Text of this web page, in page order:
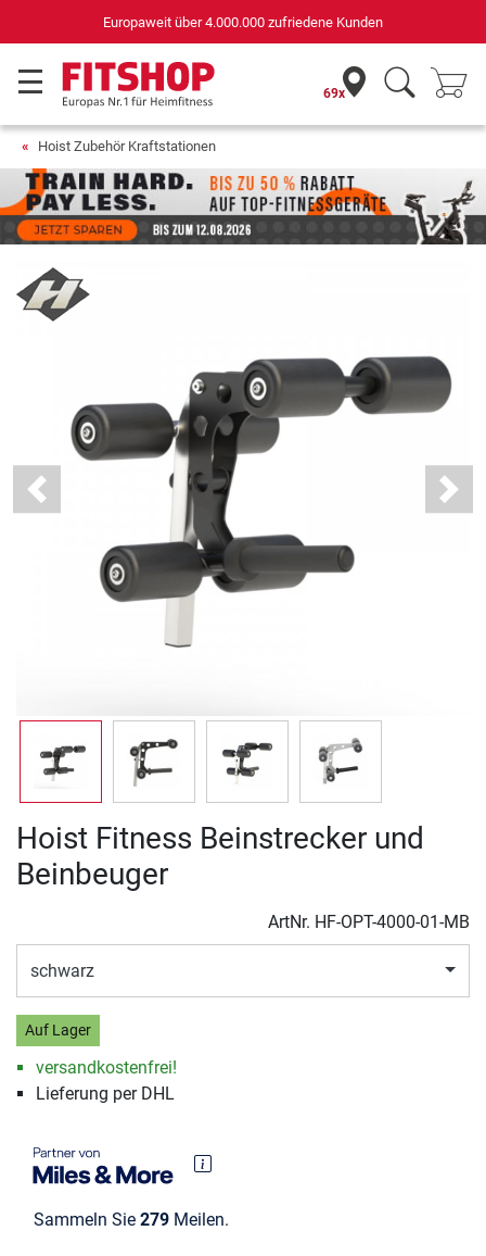
Europaweit über 4.000.000 zufriedene Kunden
69x
Hoist Zubehör Kraftstationen
Previous Next
Hoist Fitness Beinstrecker und
Beinbeuger
ArtNr. HF-OPT-4000-01-MB
schwarz
Auf Lager
versandkostenfrei!
Lieferung per DHL
Sammeln Sie 279 Meilen.